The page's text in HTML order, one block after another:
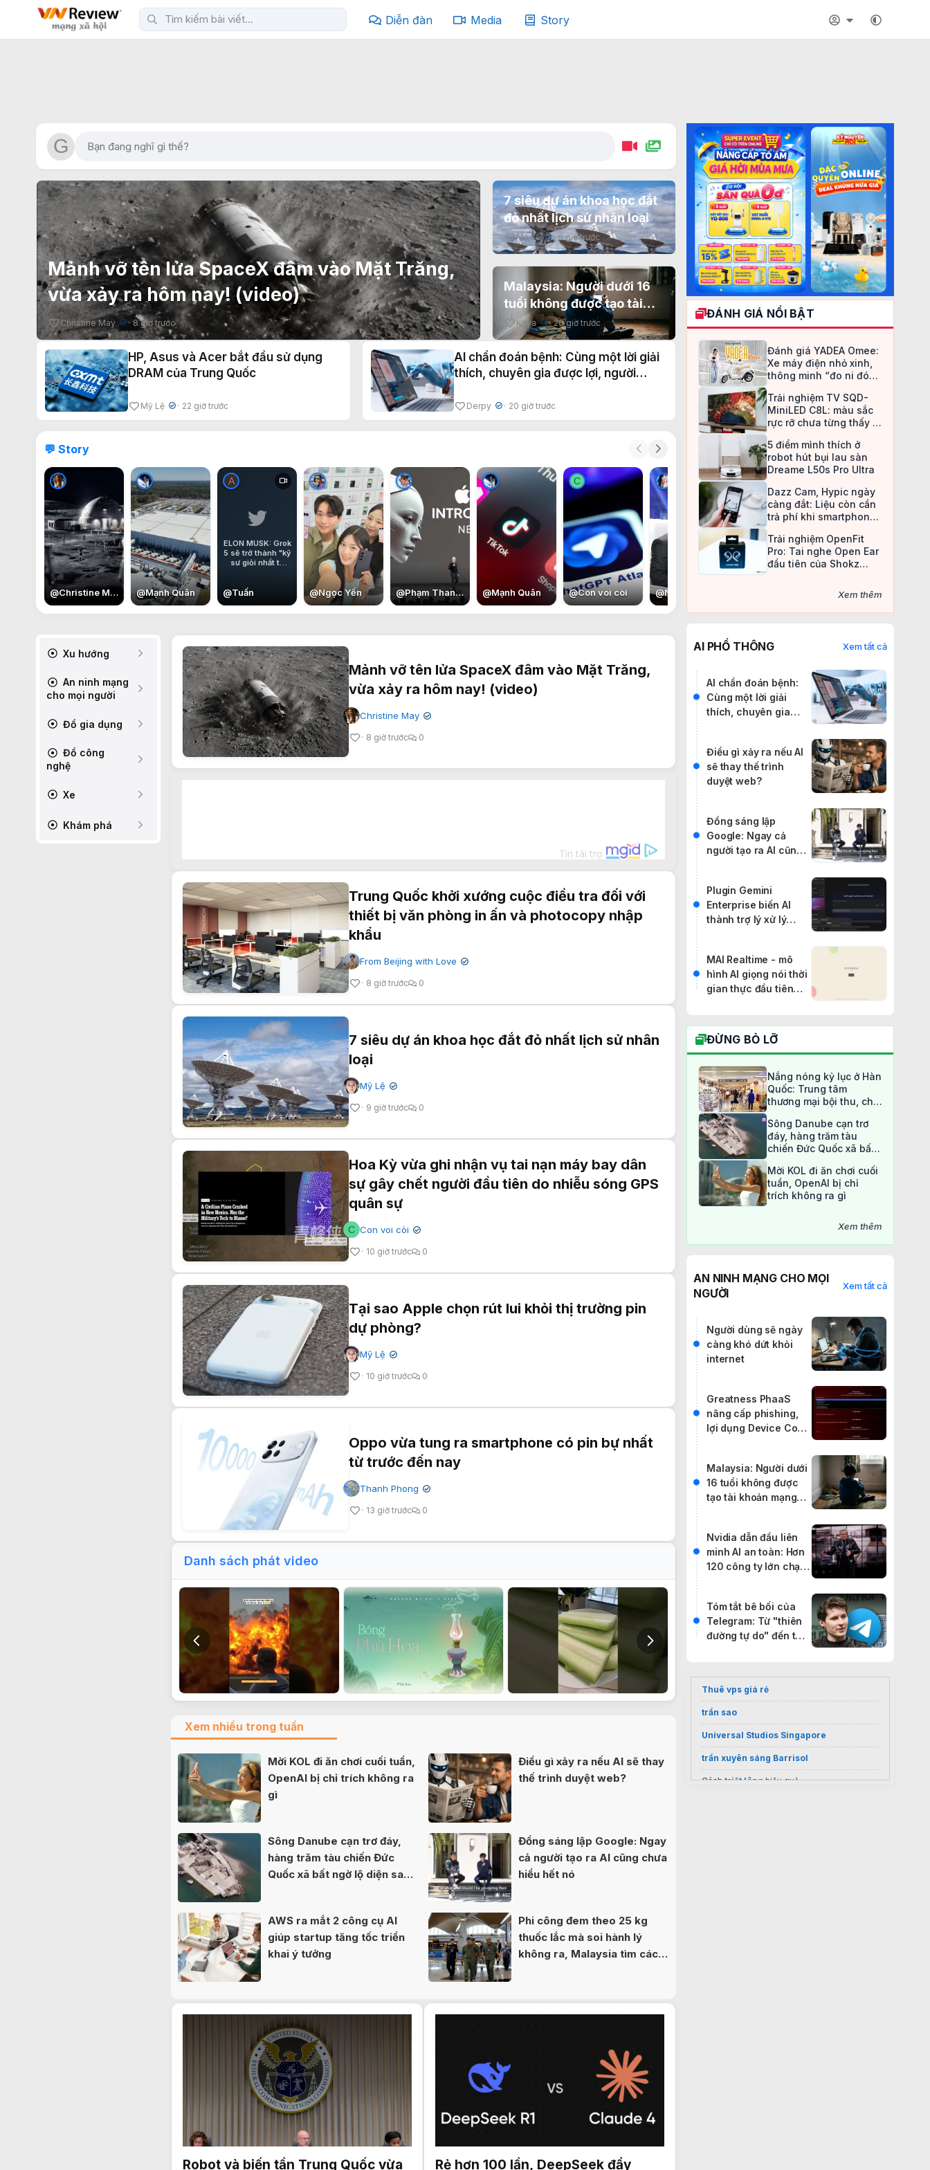
Diễn đàn Media Story
Xu hướng
An ninh mạng
cho mọi người
Đồ gia dụng
Đồ công
nghệ
Xe
Khám phá
Mảnh vỡ tên lửa SpaceX đâm vào Mặt Trăng,
vừa xảy ra hôm nay! (video)
Christine May ✔ 8 giờ trước
7 siêu dự án khoa học đắt
đỏ nhất lịch sử nhân loại
Mỹ Lệ ✔ 9 giờ trước
Malaysia: Người dưới 16
tuổi không được tạo tài
khoản mạng xã hội
Kaya ✔ 20 giờ trước
HP, Asus và Acer bắt đầu sử dụng
DRAM của Trung Quốc
Mỹ Lệ ✔ 22 giờ trước
AI chẩn đoán bệnh: Cùng một lời giải
thích, chuyên gia được lợi, người
thường bị hại?
Derpy ✔ 20 giờ trước
💬 Story
@Christine May @Mạnh Quân
ELON MUSK: Grok
5 sẽ trở thành "kỹ
sư giỏi nhất từ
A
@Tuấn @Ngọc Yến @Phạm Thanh Bình @Mạnh Quân
C
@Con voi còi @Nan Đắc Hữu Tình Nhân Con voi còi
Mảnh vỡ tên lửa SpaceX đâm vào Mặt Trăng,
vừa xảy ra hôm nay! (video)
Christine May ✔
8 giờ trước 0
Trung Quốc khởi xướng cuộc điều tra đối với
thiết bị văn phòng in ấn và photocopy nhập
khẩu
From Beijing with Love ✔
8 giờ trước 0
7 siêu dự án khoa học đắt đỏ nhất lịch sử nhân
loại
Mỹ Lệ ✔
9 giờ trước 0
Hoa Kỳ vừa ghi nhận vụ tai nạn máy bay dân
sự gây chết người đầu tiên do nhiễu sóng GPS
quân sự
C Con voi còi ✔
10 giờ trước 0
Tại sao Apple chọn rút lui khỏi thị trường pin
dự phòng?
Mỹ Lệ ✔
10 giờ trước 0
Oppo vừa tung ra smartphone có pin bự nhất
từ trước đến nay
Thanh Phong ✔
13 giờ trước 0
Danh sách phát video
Xem nhiều trong tuần
Mời KOL đi ăn chơi cuối tuần,
OpenAI bị chỉ trích không ra
gì
Điều gì xảy ra nếu AI sẽ thay
thế trình duyệt web?
Sông Danube cạn trơ đáy,
hàng trăm tàu chiến Đức
Quốc xã bất ngờ lộ diện sau
Đồng sáng lập Google: Ngay
cả người tạo ra AI cũng chưa
hiểu hết nó
AWS ra mắt 2 công cụ AI
giúp startup tăng tốc triển
khai ý tưởng
Phi công đem theo 25 kg
thuốc lắc mà soi hành lý
không ra, Malaysia tìm cách
Robot và biến tần Trung Quốc vừa Rẻ hơn 100 lần, DeepSeek đẩy
ĐÁNH GIÁ NỔI BẬT
Đánh giá YADEA Omee:
Xe máy điện nhỏ xinh,
thông minh “đo ni đóng
Trải nghiệm TV SQD-
MiniLED C8L: màu sắc
rực rỡ chưa từng thấy ở
5 điểm mình thích ở
robot hút bụi lau sàn
Dreame L50s Pro Ultra
Dazz Cam, Hypic ngày
càng đắt: Liệu còn cần
trả phí khi smartphone
Trải nghiệm OpenFit
Pro: Tai nghe Open Ear
đầu tiên của Shokz
Xem thêm
AI PHỔ THÔNG Xem tất cả
AI chẩn đoán bệnh:
Cùng một lời giải
thích, chuyên gia
Điều gì xảy ra nếu AI
sẽ thay thế trình
duyệt web?
Đồng sáng lập
Google: Ngay cả
người tạo ra AI cũng
Plugin Gemini
Enterprise biến AI
thành trợ lý xử lý
bạn cần biết
MAI Realtime - mô
hình AI giọng nói thời
gian thực đầu tiên
ĐỪNG BỎ LỠ
Nắng nóng kỷ lục ở Hàn
Quốc: Trung tâm
thương mại bội thu, chợ
Sông Danube cạn trơ
đáy, hàng trăm tàu
chiến Đức Quốc xã bất
Mời KOL đi ăn chơi cuối
tuần, OpenAI bị chỉ
trích không ra gì
Xem thêm
AN NINH MẠNG CHO MỌI
NGƯỜI
Xem tất cả
Người dùng sẽ ngày
càng khó dứt khỏi
internet
Greatness PhaaS
nâng cấp phishing,
lợi dụng Device Code
Malaysia: Người dưới
16 tuổi không được
tạo tài khoản mạng
Nvidia dẫn đầu liên
minh AI an toàn: Hơn
120 công ty lớn chạy
Tóm tắt bê bối của
Telegram: Từ "thiên
đường tự do" đến tâm
Thuê vps giá rẻ
trần sao
Universal Studios Singapore
trần xuyên sáng Barrisol
Cáchtriệt lônghiệu quả